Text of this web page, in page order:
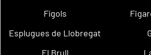
Fígols
Esplugues de Llobregat
El Brull